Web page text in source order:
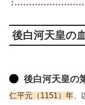
後白河天皇の
後白河天皇の
仁平元（1151）年